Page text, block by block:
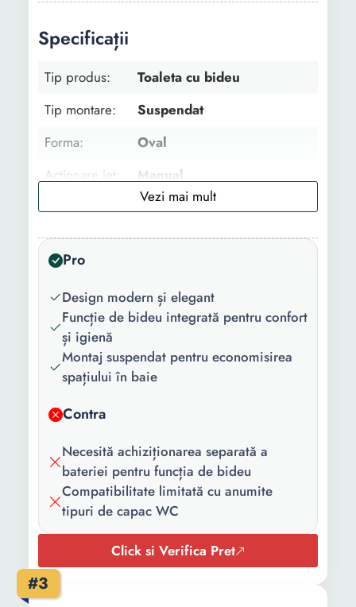
Specificații
Tip produs:
Toaleta cu bideu
Tip montare:
Suspendat
Forma:
Oval
Actionare jet:
Manual
Material:
Ceramica
Tip spray
bideu:
Vertical
Tip evacuare:
In jos
Culoare:
Alb
Continut
pachet:
1 x Toaleta cu bideu
Inaltime:
Lungime:
54 cm
Pro
Design modern și elegant
Funcție de bideu integrată pentru confort
și igienă
Montaj suspendat pentru economisirea
spațiului în baie
Contra
Necesită achiziționarea separată a
bateriei pentru funcția de bideu
Compatibilitate limitată cu anumite
tipuri de capac WC
Click si Verifica Pret
#3